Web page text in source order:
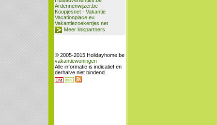
Ardennenwijzer.be
Koopjesnet - Vakantie
Vacationplace.eu
Vakantiezoekertjes.net
Meer linkpartners
© 2005-2015 Holidayhome.be
vakantiewoningen
Alle informatie is indicatief en
derhalve niet bindend.